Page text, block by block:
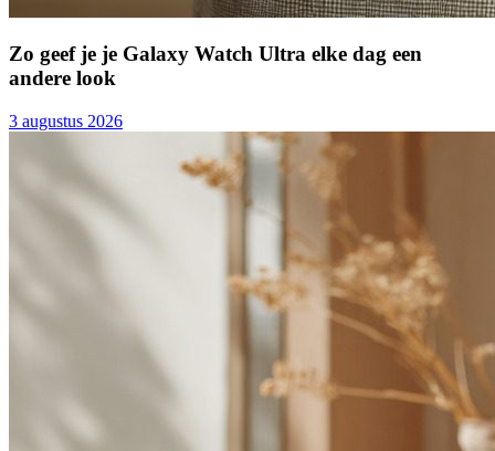
Zo geef je je Galaxy Watch Ultra elke dag een
andere look
3 augustus 2026